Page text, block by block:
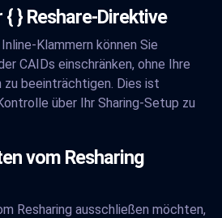
} Reshare-Direktive
Klammern können Sie
CAIDs einschränken, ohne Ihre
beeinträchtigen. Dies ist
über Ihr Sharing-Setup zu
vom Resharing
Resharing ausschließen möchten,